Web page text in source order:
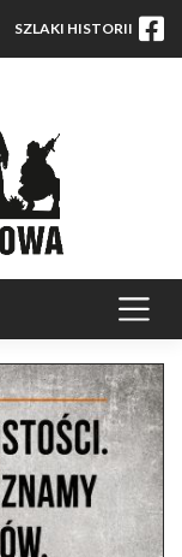
SZLAKI HISTORII